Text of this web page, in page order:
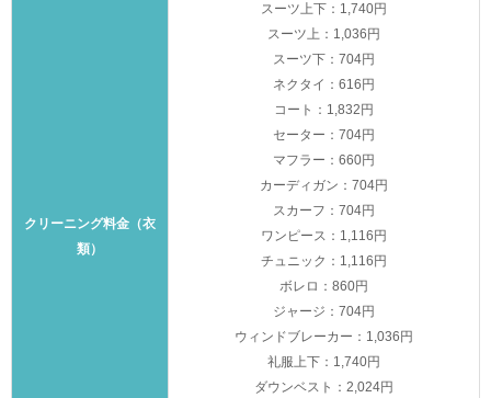
クリーニング料金（衣
類）
スーツ上下：1,740円
スーツ上：1,036円
スーツ下：704円
ネクタイ：616円
コート：1,832円
セーター：704円
マフラー：660円
カーディガン：704円
スカーフ：704円
ワンピース：1,116円
チュニック：1,116円
ボレロ：860円
ジャージ：704円
ウィンドブレーカー：1,036円
礼服上下：1,740円
ダウンベスト：2,024円